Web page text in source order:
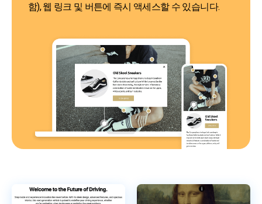
함), 웹 링크 및 버튼에 즉시 액세스할 수 있습니다.